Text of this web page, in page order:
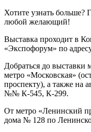
Хотите узнать больше?
любой желающий!
Выставка проходит в
«Экспофорум» по
Добраться до выставки
метро «Московская»
проспекту), а также на
№№ К-545, К-299.
От метро «Ленинский
дома № 128 по